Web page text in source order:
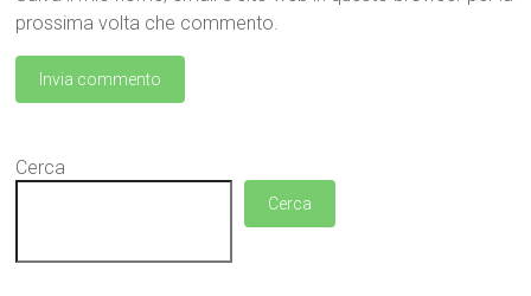
prossima volta che commento.
Cerca
Cerca